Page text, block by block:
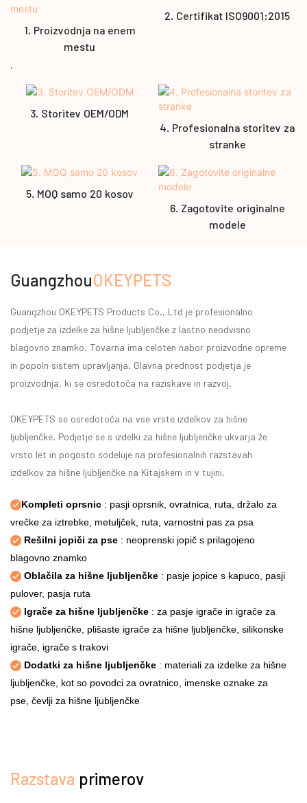
1. Proizvodnja na enem
mestu
.
2. Certifikat ISO9001:2015
3. Storitev OEM/ODM
4. Profesionalna storitev za
stranke
5. MOQ samo 20 kosov
6. Zagotovite originalne
modele
GuangzhouOKEYPETS
Guangzhou OKEYPETS Products Co., Ltd je profesionalno
podjetje za izdelke za hišne ljubljenčke z lastno neodvisno
blagovno znamko. Tovarna ima celoten nabor proizvodne opreme
in popoln sistem upravljanja. Glavna prednost podjetja je
proizvodnja, ki se osredotoča na raziskave in razvoj.
OKEYPETS se osredotoča na vse vrste izdelkov za hišne
ljubljenčke. Podjetje se s izdelki za hišne ljubljenčke ukvarja že
vrsto let in pogosto sodeluje na profesionalnih razstavah
izdelkov za hišne ljubljenčke na Kitajskem in v tujini.
Kompleti oprsnic : pasji oprsnik, ovratnica, ruta, držalo za
vrečke za iztrebke, metuljček, ruta, varnostni pas za psa
Rešilni jopiči za pse : neoprenski jopič s prilagojeno
blagovno znamko
Oblačila za hišne ljubljenčke : pasje jopice s kapuco, pasji
pulover, pasja ruta
Igrače za hišne ljubljenčke : za pasje igrače in igrače za
hišne ljubljenčke, plišaste igrače za hišne ljubljenčke, silikonske
igrače, igrače s trakovi
Dodatki za hišne ljubljenčke : materiali za izdelke za hišne
ljubljenčke, kot so povodci za ovratnico, imenske oznake za
pse, čevlji za hišne ljubljenčke
Razstava primerov